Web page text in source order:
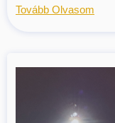
Tovább Olvasom